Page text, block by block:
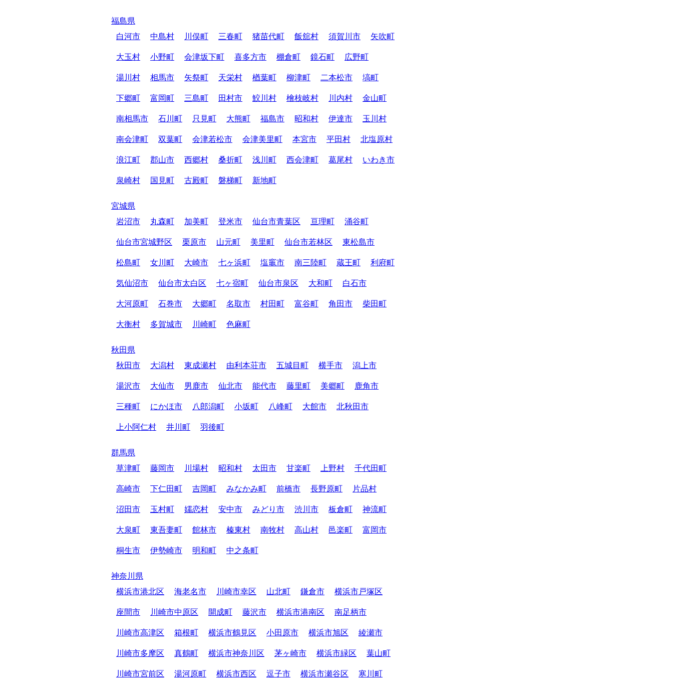
福島県
白河市
中島村 川俣町 三春町 猪苗代町 飯舘村 須賀川市 矢吹町
大玉村 小野町 会津坂下町 喜多方市 棚倉町 鏡石町 広野町
湯川村 相馬市 矢祭町 天栄村 楢葉町 柳津町 二本松市 塙町
下郷町 富岡町 三島町 田村市 鮫川村 檜枝岐村 川内村 金山町
南相馬市 石川町 只見町 大熊町 福島市 昭和村 伊達市 玉川村
南会津町 双葉町 会津若松市 会津美里町 本宮市 平田村 北塩原村
浪江町 郡山市 西郷村 桑折町 浅川町 西会津町 葛尾村 いわき市
泉崎村 国見町 古殿町 磐梯町 新地町
宮城県
岩沼市
丸森町 加美町 登米市 仙台市青葉区 亘理町 涌谷町
仙台市宮城野区 栗原市 山元町 美里町 仙台市若林区 東松島市
松島町 女川町 大崎市 七ヶ浜町 塩竈市 南三陸町 蔵王町 利府町
気仙沼市 仙台市太白区 七ヶ宿町 仙台市泉区 大和町 白石市
大河原町 石巻市 大郷町 名取市 村田町 富谷町 角田市 柴田町
大衡村 多賀城市 川崎町 色麻町
秋田県
秋田市
大潟村 東成瀬村 由利本荘市 五城目町 横手市 潟上市
湯沢市 大仙市 男鹿市 仙北市 能代市 藤里町 美郷町 鹿角市
三種町 にかほ市 八郎潟町 小坂町 八峰町 大館市 北秋田市
上小阿仁村 井川町 羽後町
群馬県
草津町
藤岡市 川場村 昭和村 太田市 甘楽町 上野村 千代田町
高崎市 下仁田町 吉岡町 みなかみ町 前橋市 長野原町 片品村
沼田市 玉村町 嬬恋村 安中市 みどり市 渋川市 板倉町 神流町
大泉町 東吾妻町 館林市 榛東村 南牧村 高山村 邑楽町 富岡市
桐生市 伊勢崎市 明和町 中之条町
神奈川県
横浜市港北区
海老名市 川崎市幸区 山北町 鎌倉市 横浜市戸塚区
座間市 川崎市中原区 開成町 藤沢市 横浜市港南区 南足柄市
川崎市高津区 箱根町 横浜市鶴見区 小田原市 横浜市旭区 綾瀬市
川崎市多摩区 真鶴町 横浜市神奈川区 茅ヶ崎市 横浜市緑区 葉山町
川崎市宮前区 湯河原町 横浜市西区 逗子市 横浜市瀬谷区 寒川町